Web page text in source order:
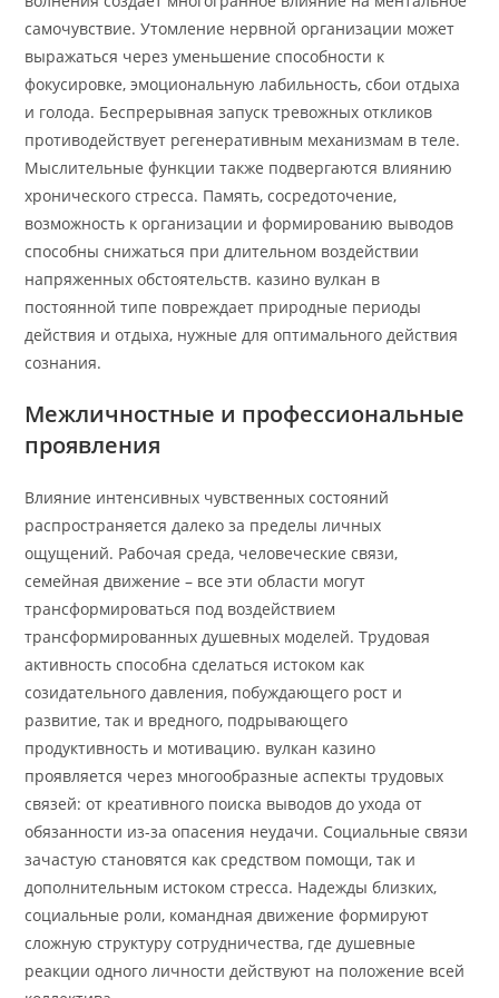
самочувствие. Утомление нервной организации может
выражаться через уменьшение способности к
фокусировке, эмоциональную лабильность, сбои отдыха
и голода. Беспрерывная запуск тревожных откликов
противодействует регенеративным механизмам в теле.
Мыслительные функции также подвергаются влиянию
хронического стресса. Память, сосредоточение,
возможность к организации и формированию выводов
способны снижаться при длительном воздействии
напряженных обстоятельств. казино вулкан в
постоянной типе повреждает природные периоды
действия и отдыха, нужные для оптимального действия
сознания.
Межличностные и профессиональные
проявления
Влияние интенсивных чувственных состояний
распространяется далеко за пределы личных
ощущений. Рабочая среда, человеческие связи,
семейная движение – все эти области могут
трансформироваться под воздействием
трансформированных душевных моделей. Трудовая
активность способна сделаться истоком как
созидательного давления, побуждающего рост и
развитие, так и вредного, подрывающего
продуктивность и мотивацию. вулкан казино
проявляется через многообразные аспекты трудовых
связей: от креативного поиска выводов до ухода от
обязанности из-за опасения неудачи. Социальные связи
зачастую становятся как средством помощи, так и
дополнительным истоком стресса. Надежды близких,
социальные роли, командная движение формируют
сложную структуру сотрудничества, где душевные
реакции одного личности действуют на положение всей